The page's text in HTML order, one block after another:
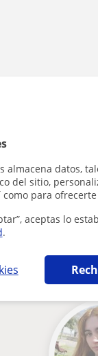
almacena datos,
del sitio,
como para
aceptas lo
.
y